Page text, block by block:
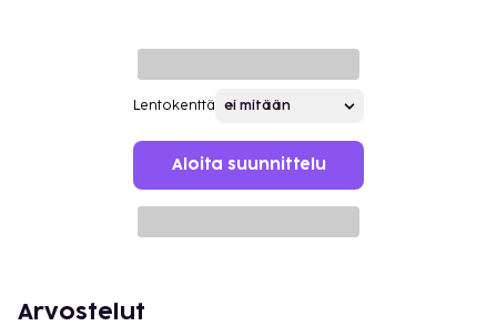
Lentokenttä
Aloita suunnittelu
Arvostelut